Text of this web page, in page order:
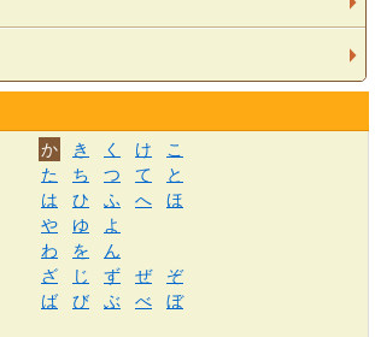
か き く け
こ
た ち つ て
と
は ひ ふ へ
ほ
や ゆ
よ
わ を
ん
ざ じ ず ぜ
ぞ
ば び ぶ べ
ぼ